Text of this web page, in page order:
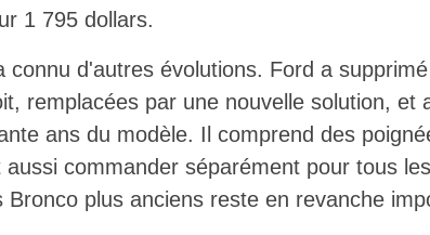
1 795 dollars.
connu d'autres évolutions. Ford a
remplacées par une nouvelle solution, et
ans du modèle. Il comprend des
commander séparément pour tous
plus anciens reste en revanche